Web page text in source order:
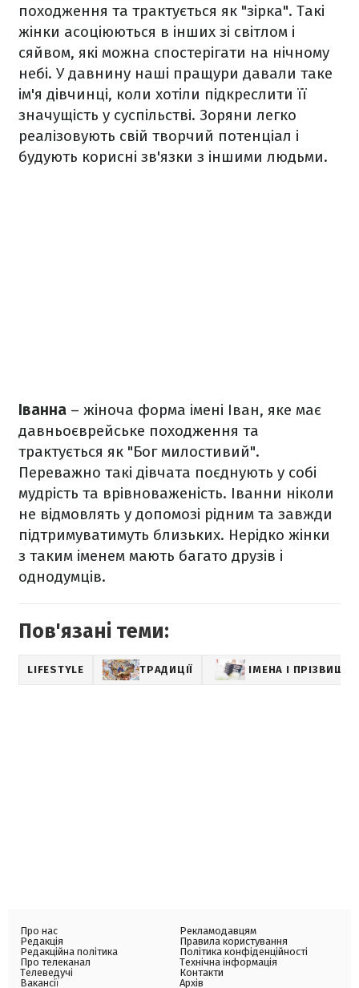
походження та трактується як "зірка". Такі
жінки асоціюються в інших зі світлом і
сяйвом, які можна спостерігати на нічному
небі. У давнину наші пращури давали таке
ім'я дівчинці, коли хотіли підкреслити її
значущість у суспільстві. Зоряни легко
реалізовують свій творчий потенціал і
будують корисні зв'язки з іншими людьми.
Іванна – жіноча форма імені Іван, яке має
давньоєврейське походження та
трактується як "Бог милостивий".
Переважно такі дівчата поєднують у собі
мудрість та врівноваженість. Іванни ніколи
не відмовлять у допомозі рідним та завжди
підтримуватимуть близьких. Нерідко жінки
з таким іменем мають багато друзів і
однодумців.
Пов'язані теми:
LIFESTYLE ТРАДИЦІЇ ІМЕНА І ПРІЗВИЩА
Про нас
Редакція
Редакційна політика
Про телеканал
Телеведучі
Вакансії
Рекламодавцям
Правила користування
Політика конфіденційності
Технічна інформація
Контакти
Архів